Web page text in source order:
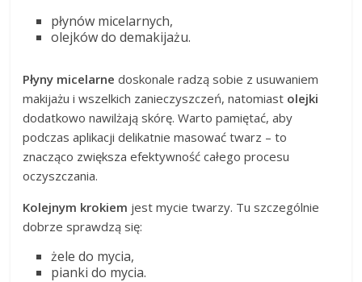
płynów micelarnych,
olejków do demakijażu.
Płyny micelarne doskonale radzą sobie z usuwaniem
makijażu i wszelkich zanieczyszczeń, natomiast olejki
dodatkowo nawilżają skórę. Warto pamiętać, aby
podczas aplikacji delikatnie masować twarz – to
znacząco zwiększa efektywność całego procesu
oczyszczania.
Kolejnym krokiem jest mycie twarzy. Tu szczególnie
dobrze sprawdzą się:
żele do mycia,
pianki do mycia.